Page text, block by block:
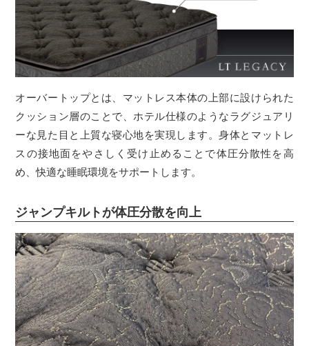
オーバートップとは、マットレス本体の上部に設けられた
クッション層のことで、ホテル仕様のようなラグジュアリ
ーな見た目と上質な寝心地を実現します。身体とマットレ
スの接地面をやさしく受け止めることで体圧分散性を高
め、快適な睡眠環境をサポートします。
ジャンプキルトが体圧分散を向上